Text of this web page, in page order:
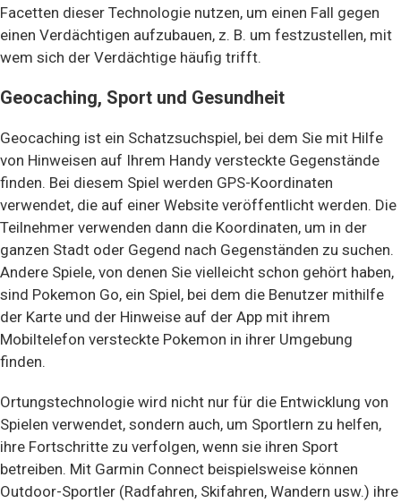
Facetten dieser Technologie nutzen, um einen Fall gegen
einen Verdächtigen aufzubauen, z. B. um festzustellen, mit
wem sich der Verdächtige häufig trifft.
Geocaching, Sport und Gesundheit
Geocaching ist ein Schatzsuchspiel, bei dem Sie mit Hilfe
von Hinweisen auf Ihrem Handy versteckte Gegenstände
finden. Bei diesem Spiel werden GPS-Koordinaten
verwendet, die auf einer Website veröffentlicht werden. Die
Teilnehmer verwenden dann die Koordinaten, um in der
ganzen Stadt oder Gegend nach Gegenständen zu suchen.
Andere Spiele, von denen Sie vielleicht schon gehört haben,
sind Pokemon Go, ein Spiel, bei dem die Benutzer mithilfe
der Karte und der Hinweise auf der App mit ihrem
Mobiltelefon versteckte Pokemon in ihrer Umgebung
finden.
Ortungstechnologie wird nicht nur für die Entwicklung von
Spielen verwendet, sondern auch, um Sportlern zu helfen,
ihre Fortschritte zu verfolgen, wenn sie ihren Sport
betreiben. Mit Garmin Connect beispielsweise können
Outdoor-Sportler (Radfahren, Skifahren, Wandern usw.) ihre